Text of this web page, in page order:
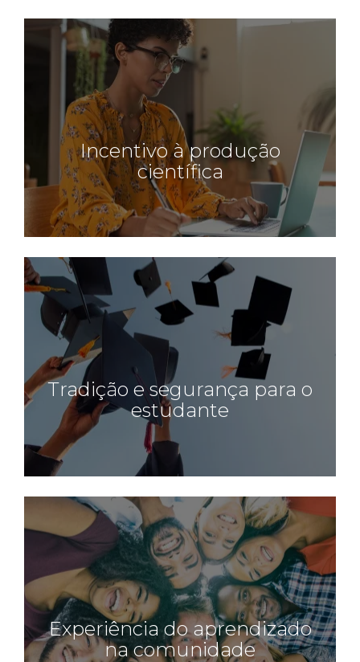
Incentivo à produção
científica
Tradição e segurança para o
estudante
Experiência do aprendizado
na comunidade